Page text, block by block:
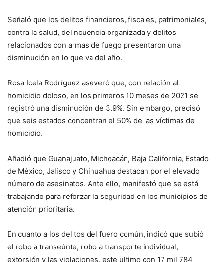
Señaló que los delitos financieros, fiscales, patrimoniales,
contra la salud, delincuencia organizada y delitos
relacionados con armas de fuego presentaron una
disminución en lo que va del año.
Rosa Icela Rodríguez aseveró que, con relación al
homicidio doloso, en los primeros 10 meses de 2021 se
registró una disminución de 3.9%. Sin embargo, precisó
que seis estados concentran el 50% de las víctimas de
homicidio.
Añadió que Guanajuato, Michoacán, Baja California, Estado
de México, Jalisco y Chihuahua destacan por el elevado
número de asesinatos. Ante ello, manifestó que se está
trabajando para reforzar la seguridad en los municipios de
atención prioritaria.
En cuanto a los delitos del fuero común, indicó que subió
el robo a transeúnte, robo a transporte individual,
extorsión y las violaciones, este ultimo con 17 mil 784